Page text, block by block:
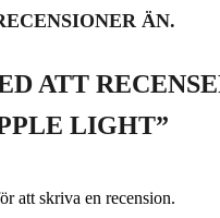
ÄN.
ATT
LIGHT”
att skriva en recension.